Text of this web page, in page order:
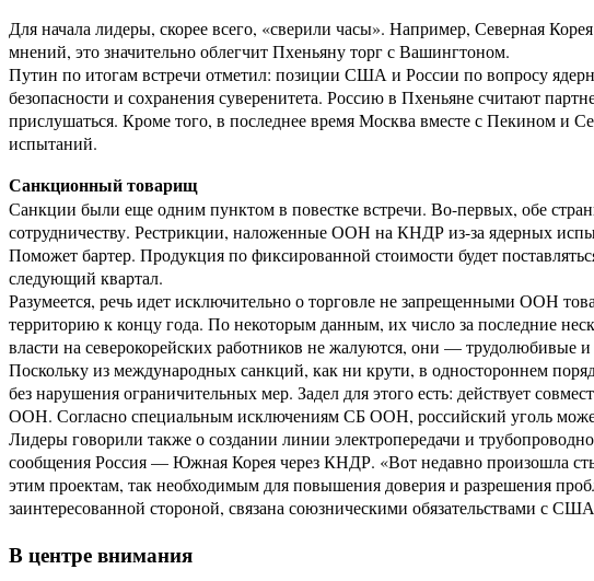
Для начала лидеры, скорее всего, «сверили часы». Например, Северная
мнений, это значительно облегчит Пхеньяну торг с Вашингтоном.
Путин по итогам встречи отметил: позиции США и России по вопросу
безопасности и сохранения суверенитета. Россию в Пхеньяне считают
прислушаться. Кроме того, в последнее время Москва вместе с Пекином и
испытаний.
Санкционный товарищ
Санкции были еще одним пунктом в повестке встречи. Во-первых, обе
сотрудничеству. Рестрикции, наложенные ООН на КНДР из-за ядерных
Поможет бартер. Продукция по фиксированной стоимости будет
следующий квартал.
Разумеется, речь идет исключительно о торговле не запрещенными ООН
территорию к концу года. По некоторым данным, их число за последние
власти на северокорейских работников не жалуются, они — трудолюбивые
Поскольку из международных санкций, как ни крути, в одностороннем
без нарушения ограничительных мер. Задел для этого есть: действует
ООН. Согласно специальным исключениям СБ ООН, российский уголь может
Лидеры говорили также о создании линии электропередачи и
сообщения Россия — Южная Корея через КНДР. «Вот недавно произошла
этим проектам, так необходимым для повышения доверия и разрешения
заинтересованной стороной, связана союзническими обязательствами с
В центре внимания